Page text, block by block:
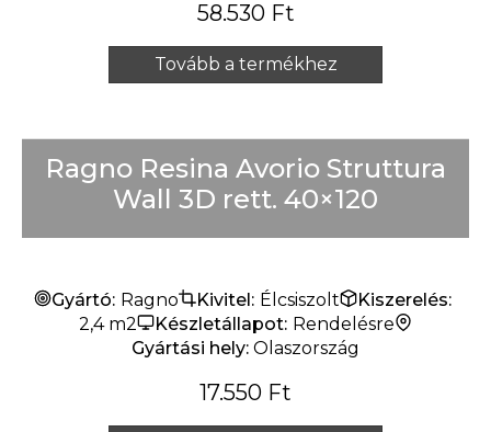
58.530 Ft
Tovább a termékhez
Ragno Resina Avorio Struttura
Wall 3D rett. 40×120
Gyártó: Ragno Kivitel: Élcsiszolt
Kiszerelés:
2,4 m2
Készletállapot: Rendelésre
Gyártási hely: Olaszország
17.550 Ft